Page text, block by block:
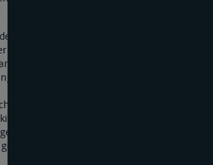
werken zullen die verrigtingen, zoo wel
wateren als voor de scheepvaart, geregeld
der daarvoor door het Belgische
agenten.
Gouvernement zal op deszelfs kosten de
kunnen doen bedijken, overeenkomstig
overleg door de beide
te keuren.